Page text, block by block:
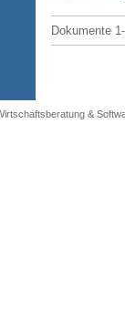
Dokumente
&